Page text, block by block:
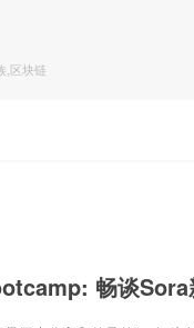
,区块链
畅谈Sora